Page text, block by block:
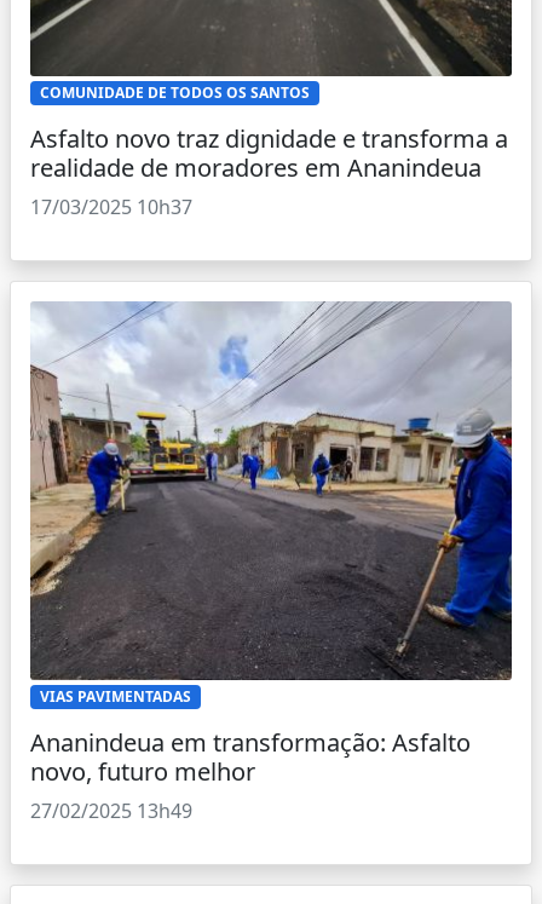
COMUNIDADE DE TODOS OS SANTOS
Asfalto novo traz dignidade e transforma a
realidade de moradores em Ananindeua
17/03/2025 10h37
VIAS PAVIMENTADAS
Ananindeua em transformação: Asfalto
novo, futuro melhor
27/02/2025 13h49